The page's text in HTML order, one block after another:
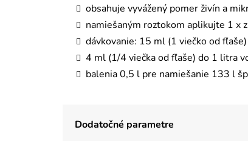
obsahuje vyvážený pomer živín a
namiešaným roztokom aplikujte 1 x
dávkovanie: 15 ml (1 viečko od
4 ml (1/4 viečka od fľaše) do 1 litra
balenia 0,5 l pre namiešanie 133 l
Dodatočné parametre